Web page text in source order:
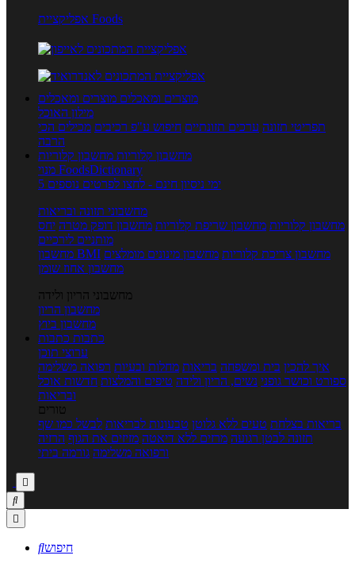
אפליקציית Foods
מוצרים ומאכלים מוצרים ומאכלים
מילון האוכל
תפריטי תזונה ערכים תזונתיים חיפוש ע"פ רכיבים מכילים הכי
הרבה
מחשבון קלוריות מחשבון קלוריות
מנוי FoodsDictionary
5 ימי ניסיון חינם - לחצו לפרטים נוספים
מחשבוני תזונה ובריאות
מחשבון קלוריות מחשבון שריפת קלוריות מחשבון דופק מטרה יחס
מותניים לירכיים
מחשבון BMI
מחשבון צריכת קלוריות מחשבון מינונים מומלצים
מחשבון אחוז שומן
מחשבוני הריון ולידה
מחשבון הריון
מחשבון ביוץ
כתבות כתבות
ערוצי תוכן
איך להכין בית ומשפחה בריאות מחלות ובעיות רפואה משלימה
ספורט וכושר גופני נשים, הריון ולידה טיפים והמלצות חדשות אוכל
ובריאות
טורים
בריאות בצלחת טעים ללא גלוטן טבעונות לבריאות לבשל כמו שף
תזונה לבטן רגועה מרזים ללא דיאטה מזיזים את הגוף הרזיה
ורפואה משלימה גורמה ביתי



חיפוש